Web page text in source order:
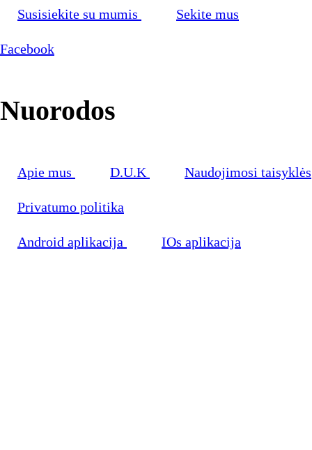
Susisiekite su mumis Sekite mus
Facebook
Nuorodos
Apie mus D.U.K Naudojimosi taisyklės
Privatumo politika
Android aplikacija IOs aplikacija